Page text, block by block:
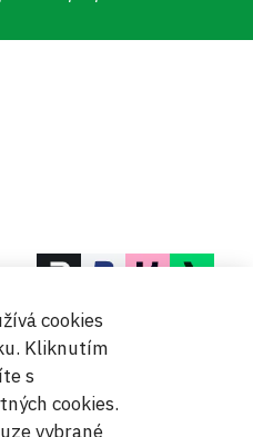
cookies
Kliknutím
s
cookies.
vybrané